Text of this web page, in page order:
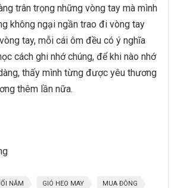
trân trọng những vòng tay mà mình
không ngại ngần trao đi vòng tay
tay, mỗi cái ôm đều có ý nghĩa
cách ghi nhớ chúng, để khi nào nhớ
thấy mình từng được yêu thương
thêm lần nữa.
NĂM GIÓ HEO MAY MUA ĐÔNG